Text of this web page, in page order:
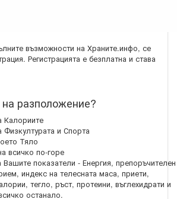
възможности на Храните.инфо, се
Регистрацията е безплатна и става
разположение?
Калориите
Физкултурата и Спорта
Тяло
всичко по-горе
Вашите показатели - Енергия, препоръчителен
индекс на телесната маса, приети,
тегло, ръст, протеини, въглехидрати и
останало.